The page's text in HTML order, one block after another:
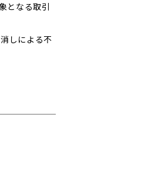
となる取引
しによる不